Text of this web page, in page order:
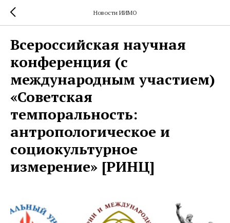
Новости ИИМО
Всероссийская научная
конференция (с
международным участием)
«Советская
темпоральность:
антропологическое и
социокультурное
измерение» [РИНЦ]